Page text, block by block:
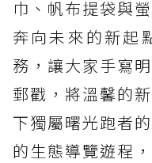
巾、帆布提袋與
奔向未來的新起
務，讓大家手寫
郵戳，將溫馨的
下獨屬曙光跑者
的生態導覽遊程